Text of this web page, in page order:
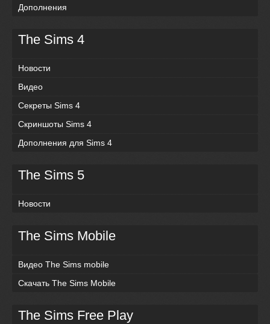
Дополнения
The Sims 4
Новости
Видео
Секреты Sims 4
Скриншоты Sims 4
Дополнения для Sims 4
The Sims 5
Новости
The Sims Mobile
Видео The Sims mobile
Скачать The Sims Mobile
The Sims Free Play